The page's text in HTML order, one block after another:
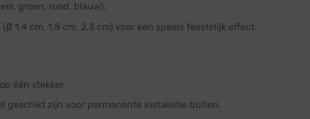
groen, rood, blauw).
1,4 cm, 1,8 cm, 2,3 cm) voor een speels feestelijk effect.
één stekker.
geschikt zijn voor permanente installatie buiten.